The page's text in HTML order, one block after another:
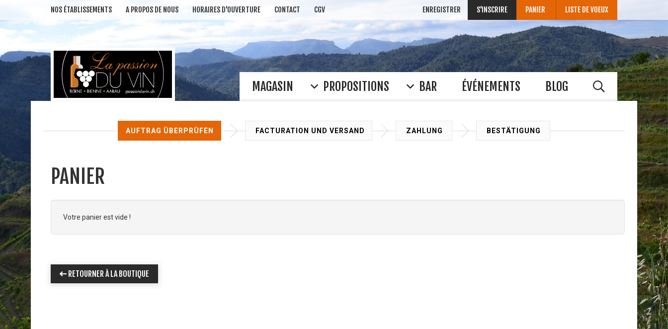
NOS ÉTABLISSEMENTS A PROPOS DE NOUS HORAIRES D'OUVERTURE CONTACT CGV ENREGISTRER S'INSCRIRE PANIER LISTE DE VOEUX
MAGASIN PROPOSITIONS BAR ÉVÉNEMENTS BLOG
AUFTRAG ÜBERPRÜFEN FACTURATION UND VERSAND ZAHLUNG BESTÄTIGUNG
PANIER
Votre panier est vide !
RETOURNER À LA BOUTIQUE